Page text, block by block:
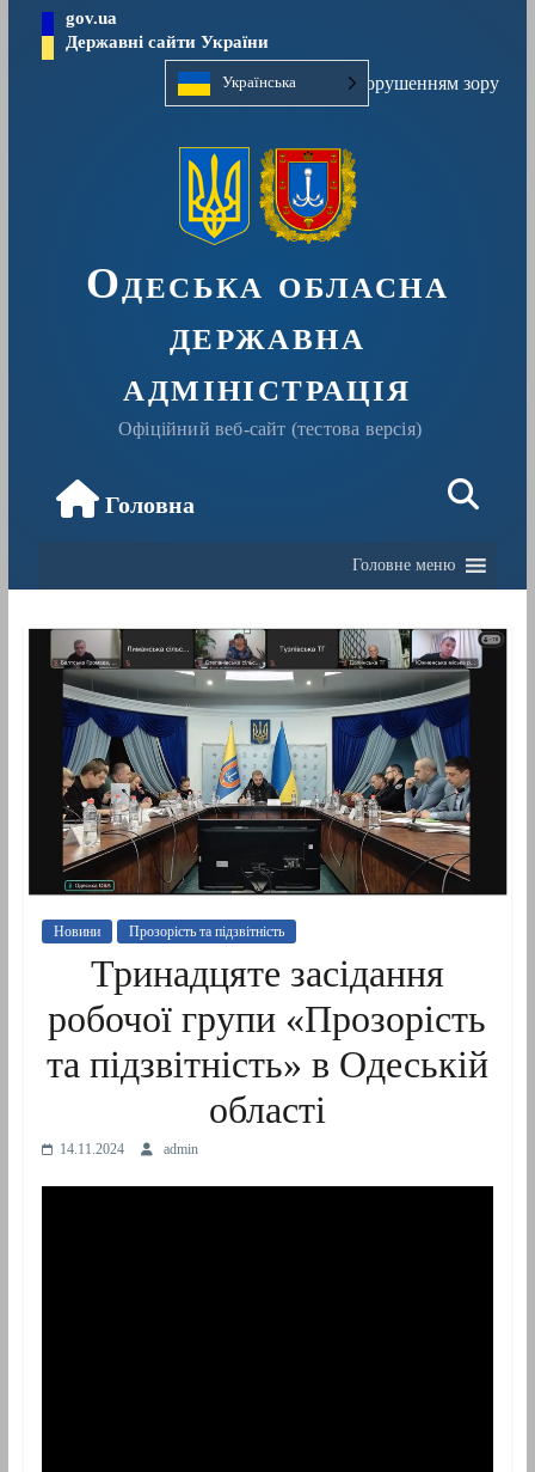
вмісту
gov.ua
Державні сайти України
УкраїнськаЛюдям із порушенням зору
Одеська обласна
державна
адміністрація
Офіційний веб-сайт (тестова версія)
Головне меню
Новини Прозорість та підзвітність
Тринадцяте засідання
робочої групи «Прозорість
та підзвітність» в Одеській
області
14.11.2024 admin